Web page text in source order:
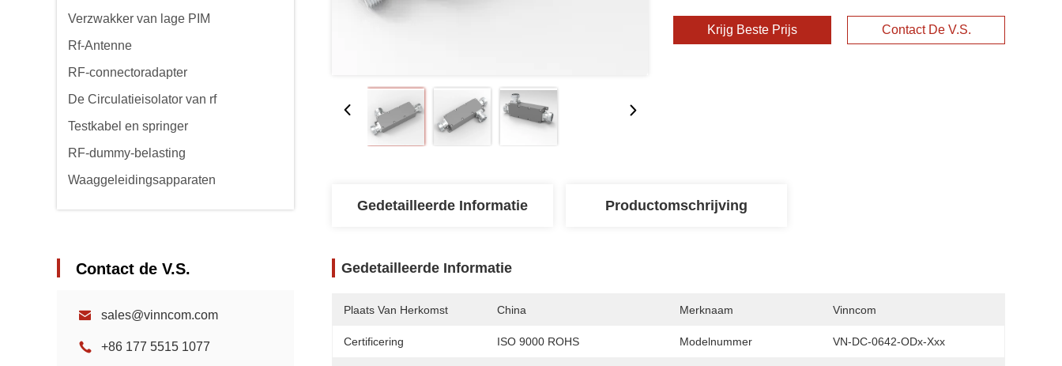
Verzwakker van lage PIM
Rf-Antenne
RF-connectoradapter
De Circulatieisolator van rf
Testkabel en springer
RF-dummy-belasting
Waaggeleidingsapparaten
Contact de V.S.
sales@vinncom.com
+86 177 5515 1077
Krijg Beste Prijs Contact De V.S.
Gedetailleerde Informatie Productomschrijving
Gedetailleerde Informatie
Plaats Van Herkomst China Merknaam Vinncom
Certificering ISO 9000 ROHS Modelnummer VN-DC-0642-ODx-Xxx